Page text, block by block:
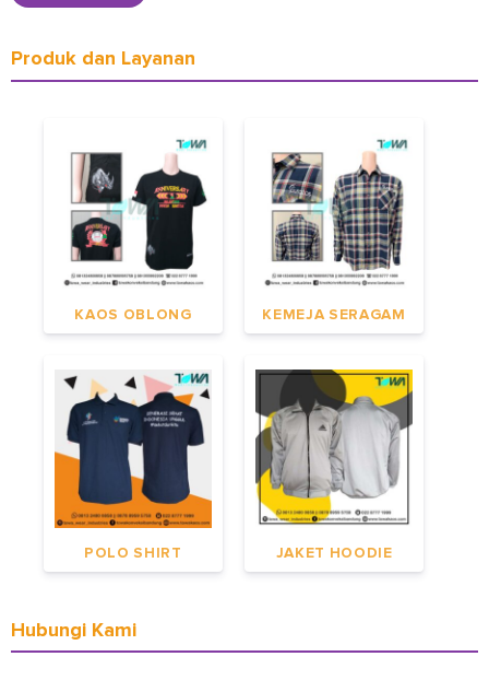
Produk dan Layanan
KAOS OBLONG KEMEJA SERAGAM
POLO SHIRT JAKET HOODIE
Hubungi Kami